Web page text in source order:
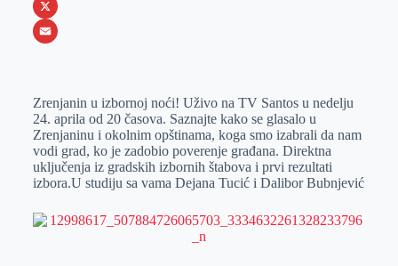
b
o
s
e
e
r
n
k
I
n
i
b
W
h
s
A
p
p
X
a
i
l
Zrenjanin u izbornoj noći! Uživo na TV Santos u nedelju
24. aprila od 20 časova. Saznajte kako se glasalo u
Zrenjaninu i okolnim opštinama, koga smo izabrali da nam
vodi grad, ko je zadobio poverenje građana. Direktna
uključenja iz gradskih izbornih štabova i prvi rezultati
izbora.U studiju sa vama Dejana Tucić i Dalibor Bubnjević